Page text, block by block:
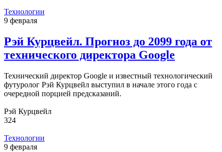
Технологии
9 февраля
Рэй Курцвейл. Прогноз до 2099 года от
технического директора Google
Технический директор Google и известный технологический
футуролог Рэй Курцвейл выступил в начале этого года с
очередной порцией предсказаний.
Рэй Курцвейл
324
Технологии
9 февраля